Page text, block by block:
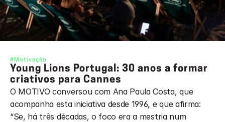
#Motivação
Young Lions Portugal: 30 anos a formar
criativos para Cannes
O MOTIVO conversou com Ana Paula Costa, que
acompanha esta iniciativa desde 1996, e que afirma:
“Se, há três décadas, o foco era a mestria num